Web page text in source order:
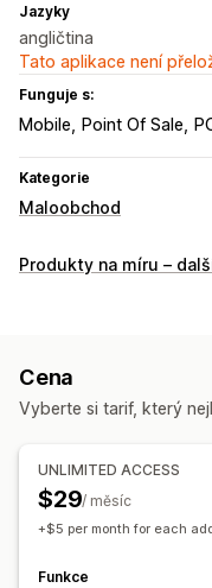
Jazyky
angličtina
Tato aplikace není
Funguje s:
Mobile Point Of Sale
Kategorie
Maloobchod
POS
Úrovně skladových
Vykazování nákladů
Náklady na pracovní sílu
Produkty na míru –
Cena
Vyberte si tarif, který
UNLIMITED ACCESS
$29/ měsíc
+$5 per month for each
Funkce